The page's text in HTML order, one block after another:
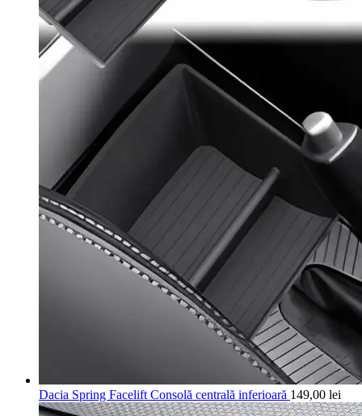
Dacia Spring Facelift Consolă centrală inferioară 149,00 lei